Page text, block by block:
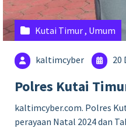
Kutai Timur, Umum
kaltimcyber 20
Polres Kutai
kaltimcyber.com. Polres
perayaan Natal 2024 dan